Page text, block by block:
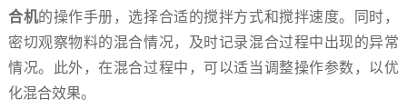
合机的操作手册，选择合适的搅拌方式和搅拌速度。同时，
密切观察物料的混合情况，及时记录混合过程中出现的异常
情况。此外，在混合过程中，可以适当调整操作参数，以优
化混合效果。